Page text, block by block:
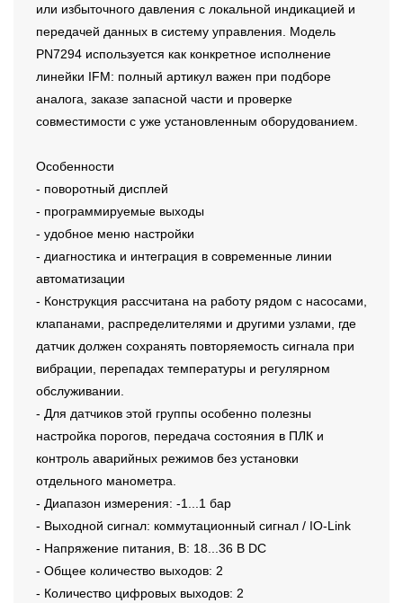
или избыточного давления с локальной индикацией и
передачей данных в систему управления. Модель
PN7294 используется как конкретное исполнение
линейки IFM: полный артикул важен при подборе
аналога, заказе запасной части и проверке
совместимости с уже установленным оборудованием.
Особенности
- поворотный дисплей
- программируемые выходы
- удобное меню настройки
- диагностика и интеграция в современные линии
автоматизации
- Конструкция рассчитана на работу рядом с насосами,
клапанами, распределителями и другими узлами, где
датчик должен сохранять повторяемость сигнала при
вибрации, перепадах температуры и регулярном
обслуживании.
- Для датчиков этой группы особенно полезны
настройка порогов, передача состояния в ПЛК и
контроль аварийных режимов без установки
отдельного манометра.
- Диапазон измерения: -1...1 бар
- Выходной сигнал: коммутационный сигнал / IO-Link
- Напряжение питания, В: 18...36 В DC
- Общее количество выходов: 2
- Количество цифровых выходов: 2